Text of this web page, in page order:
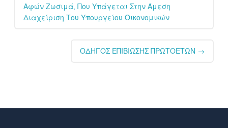
Αφών Ζωσιμά, Που Υπάγεται Στην Άμεση
Διαχείριση Του Υπουργείου Οικονομικών
ΟΔΗΓΟΣ ΕΠΙΒΙΩΣΗΣ ΠΡΩΤΟΕΤΩΝ →